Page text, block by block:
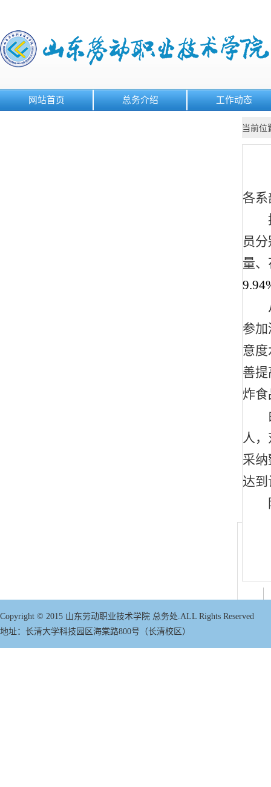
网站首页 总务介绍 工作动态
当前位
各系
员
量
参
意
善
炸
人
采
达
Copyright © 2015 山东劳动职业技术学院 总务处.ALL Rights Reserved
地址： 长清大学科技园区海棠路800号（长清校区）